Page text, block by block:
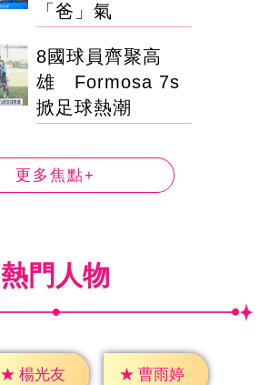
「爸」氣
8國球員齊聚高
雄 Formosa 7s
掀足球熱潮
更多焦點+
熱門人物
★ 楊光友 ★ 曹雨婷